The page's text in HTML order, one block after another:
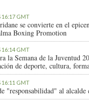
16:17 GMT
se convierte en el
Boxing Promotion
16:14 GMT
la Semana de la Juventud
de deporte, cultura,
16:11 GMT
"responsabilidad" al alcalde